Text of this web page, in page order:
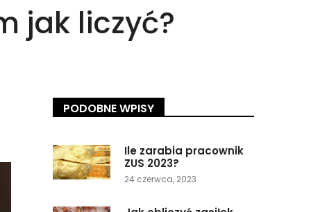
jak liczyć?
PODOBNE WPISY
Ile zarabia pracownik
ZUS 2023?
24 czerwca, 2023